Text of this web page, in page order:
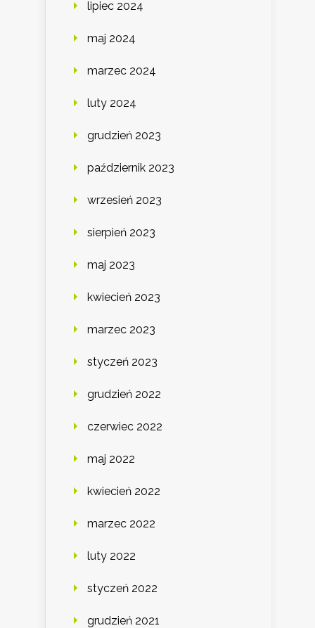
lipiec 2024
maj 2024
marzec 2024
luty 2024
grudzień 2023
październik 2023
wrzesień 2023
sierpień 2023
maj 2023
kwiecień 2023
marzec 2023
styczeń 2023
grudzień 2022
czerwiec 2022
maj 2022
kwiecień 2022
marzec 2022
luty 2022
styczeń 2022
grudzień 2021